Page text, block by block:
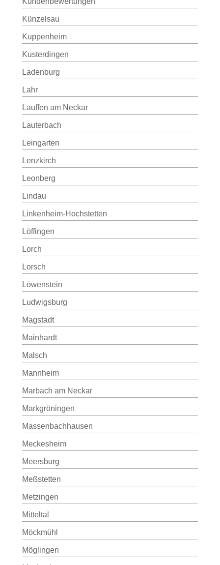
Künzelsau
Kuppenheim
Kusterdingen
Ladenburg
Lahr
Lauffen am Neckar
Lauterbach
Leingarten
Lenzkirch
Leonberg
Lindau
Linkenheim-Hochstetten
Löffingen
Lorch
Lorsch
Löwenstein
Ludwigsburg
Magstadt
Mainhardt
Malsch
Mannheim
Marbach am Neckar
Markgröningen
Massenbachhausen
Meckesheim
Meersburg
Meßstetten
Metzingen
Mitteltal
Möckmühl
Möglingen